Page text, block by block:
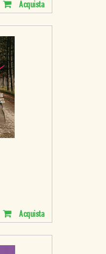
Acquista
Acquista